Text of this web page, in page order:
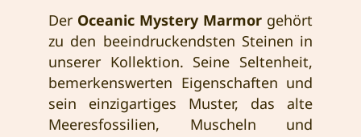
Der Oceanic Mystery Marmor gehört
zu den beeindruckendsten Steinen in
unserer Kollektion. Seine Seltenheit,
bemerkenswerten Eigenschaften und
sein einzigartiges Muster, das alte
Meeresfossilien, Muscheln und